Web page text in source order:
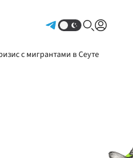
с мигрантами в Сеуте